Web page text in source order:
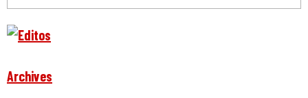
Archives